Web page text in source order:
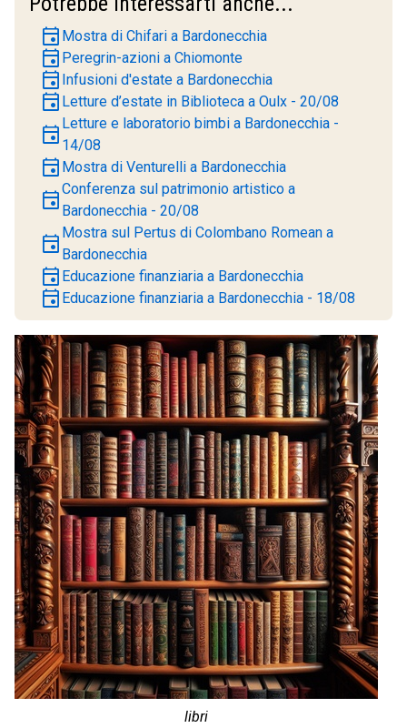
libri
event Mostra di Chifari a Bardonecchia
event Peregrin-azioni a Chiomonte
event Infusioni d'estate a Bardonecchia
event Letture d’estate in Biblioteca a Oulx - 20/08
event Letture e laboratorio bimbi a Bardonecchia -
14/08
event Mostra di Venturelli a Bardonecchia
eventConferenza sul patrimonio artistico a
Bardonecchia - 20/08
event Mostra sul Pertus di Colombano Romean a
Bardonecchia
event Educazione finanziaria a Bardonecchia
event Educazione finanziaria a Bardonecchia - 18/08